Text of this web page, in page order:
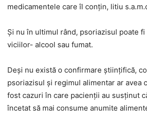
medicamentele care îl conţin, litiu
Şi nu în ultimul rând, psoriazisul poate fi
viciilor- alcool sau fumat.
Deşi nu există o confirmare ştiinţifică,
psoriazisul şi regimul alimentar ar avea
fost cazuri în care pacienţii au susţinut
încetat să mai consume anumite